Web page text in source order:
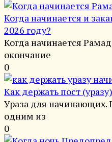
Когда начинается и
2026 году?
Когда начинается
окончание
0
Как держать пост
Ураза для начинающих.
одним из
0